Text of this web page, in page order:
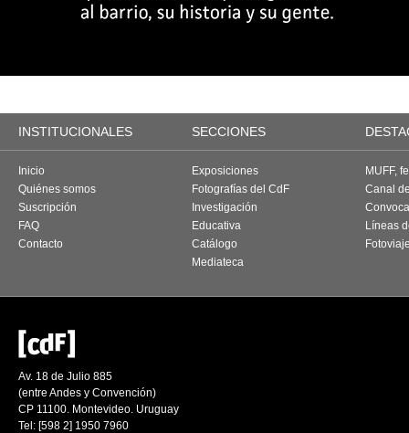
INSTITUCIONALES SECCIONES
Inicio
Quiénes somos
Suscripción
FAQ
Contacto
Exposiciones
Fotografías del CdF
Investigación
Educativa
Catálogo
Mediateca
MUFF,
Canal
Líneas
Av. 18 de Julio 885
(entre Andes y Convención)
CP 11100. Montevideo. Uruguay
Tel: [598 2] 1950 7960